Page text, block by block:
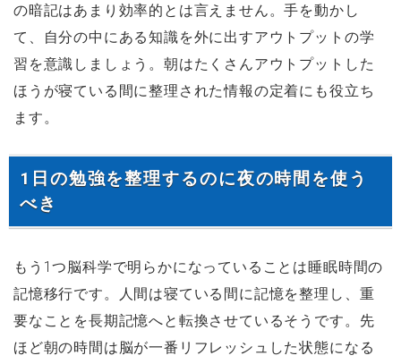
の暗記はあまり効率的とは言えません。手を動かし
て、自分の中にある知識を外に出すアウトプットの学
習を意識しましょう。朝はたくさんアウトプットした
ほうが寝ている間に整理された情報の定着にも役立ち
ます。
1日の勉強を整理するのに夜の時間を使う
べき
もう1つ脳科学で明らかになっていることは睡眠時間の
記憶移行です。人間は寝ている間に記憶を整理し、重
要なことを長期記憶へと転換させているそうです。先
ほど朝の時間は脳が一番リフレッシュした状態になる